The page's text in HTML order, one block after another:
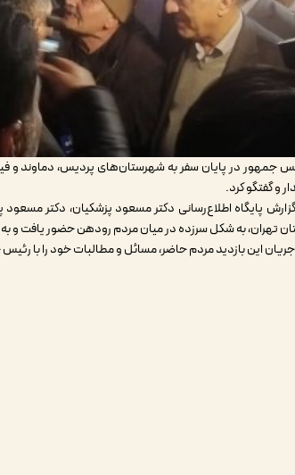
جمهور در پایان سفر به شهرستان‌های پردیس، دماوند و
و گفتگو کرد.
پایگاه اطلاع‌رسانی دکتر مسعود پزشکیان، دکتر
تهران، به شکل سرزده در میان مردم رودهن حضور یافت و به
این بازدید مردم حاضر، مسائل و مطالبات خود را با